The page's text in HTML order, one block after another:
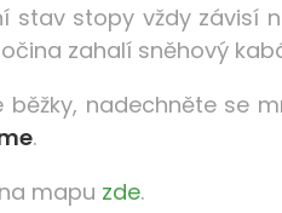
stav stopy vždy závisí
zahalí sněhový
běžky, nadechněte se
.
mapu zde.